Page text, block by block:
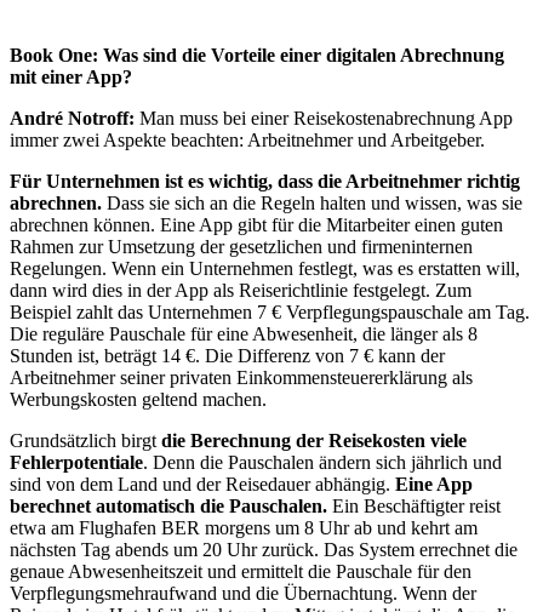
Book One: Was sind die Vorteile einer digitalen Abrechnung
mit einer App?
André Notroff: Man muss bei einer Reisekostenabrechnung App
immer zwei Aspekte beachten: Arbeitnehmer und Arbeitgeber.
Für Unternehmen ist es wichtig, dass die Arbeitnehmer richtig
abrechnen. Dass sie sich an die Regeln halten und wissen, was sie
abrechnen können. Eine App gibt für die Mitarbeiter einen guten
Rahmen zur Umsetzung der gesetzlichen und firmeninternen
Regelungen. Wenn ein Unternehmen festlegt, was es erstatten will,
dann wird dies in der App als Reiserichtlinie festgelegt. Zum
Beispiel zahlt das Unternehmen 7 € Verpflegungspauschale am Tag.
Die reguläre Pauschale für eine Abwesenheit, die länger als 8
Stunden ist, beträgt 14 €. Die Differenz von 7 € kann der
Arbeitnehmer seiner privaten Einkommensteuererklärung als
Werbungskosten geltend machen.
Grundsätzlich birgt die Berechnung der Reisekosten viele
Fehlerpotentiale. Denn die Pauschalen ändern sich jährlich und
sind von dem Land und der Reisedauer abhängig. Eine App
berechnet automatisch die Pauschalen. Ein Beschäftigter reist
etwa am Flughafen BER morgens um 8 Uhr ab und kehrt am
nächsten Tag abends um 20 Uhr zurück. Das System errechnet die
genaue Abwesenheitszeit und ermittelt die Pauschale für den
Verpflegungsmehraufwand und die Übernachtung. Wenn der